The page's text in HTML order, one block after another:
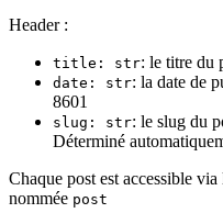
Header :
title: str: le titre du
date: str: la date de
8601
slug: str: le slug du
Déterminé
Chaque post est accessible via
nommée post